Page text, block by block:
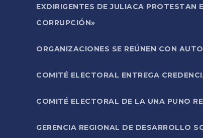
EXDIRIGENTES DE JULIACA
CORRUPCIÓN»
ORGANIZACIONES SE REÚNEN CON
COMITÉ ELECTORAL ENTREGA
COMITÉ ELECTORAL DE LA UNA PUNO
GERENCIA REGIONAL DE DESARROLLO